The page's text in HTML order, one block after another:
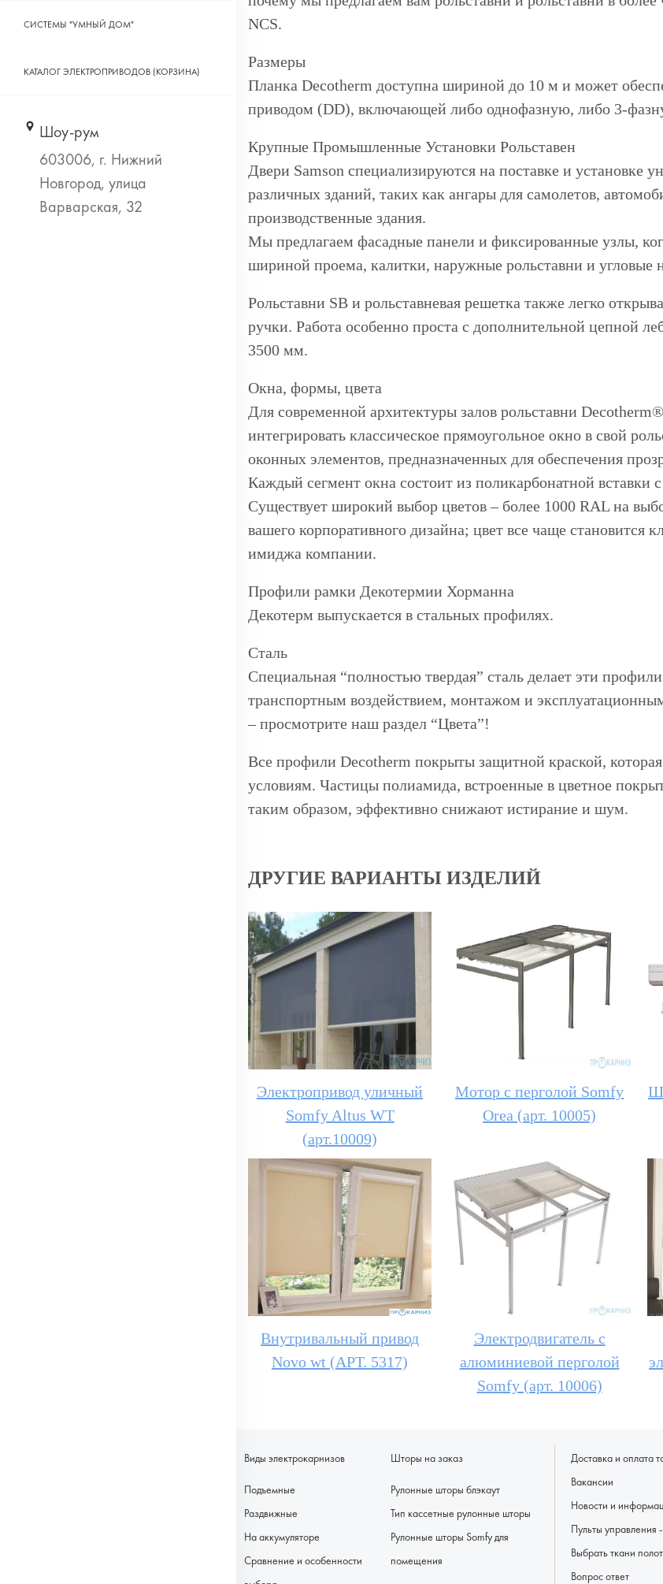
СИСТЕМЫ "УМНЫЙ ДОМ"
КАТАЛОГ ЭЛЕКТРОПРИВОДОВ (КОРЗИНА)
NCS.
Размеры
Планка Decotherm доступна шириной до 10 м и может
приводом (DD), включающей либо однофазную, либо 3-
Крупные Промышленные Установки Рольставен
Двери Samson специализируются на поставке и установке
различных зданий, таких как ангары для самолетов,
производственные здания.
Мы предлагаем фасадные панели и фиксированные узлы,
шириной проема, калитки, наружные рольставни и
Рольставни SB и рольставневая решетка также легко
ручки. Работа особенно проста с дополнительной цепной
3500 мм.
Окна, формы, цвета
Для современной архитектуры залов рольставни
интегрировать классическое прямоугольное окно в свой
оконных элементов, предназначенных для обеспечения
Каждый сегмент окна состоит из поликарбонатной
Существует широкий выбор цветов – более 1000 RAL на
вашего корпоративного дизайна; цвет все чаще становится
имиджа компании.
Профили рамки Декотермии Хорманна
Декотерм выпускается в стальных профилях.
Сталь
Специальная “полностью твердая” сталь делает эти
транспортным воздействием, монтажом и
– просмотрите наш раздел “Цвета”!
Все профили Decotherm покрыты защитной краской,
условиям. Частицы полиамида, встроенные в цветное
таким образом, эффективно снижают истирание и шум.
ДРУГИЕ ВАРИАНТЫ ИЗДЕЛИЙ
Электропривод уличный
Somfy Altus WT
(арт.10009)
Мотор с перголой Somfy
Orea (арт. 10005)
Внутривальный привод
Novo wt (АРТ. 5317)
Электродвигатель с
алюминиевой перголой
Somfy (арт. 10006)
Виды электрокарнизов
Подъемные
Раздвижные
На аккумуляторе
Сравнение и особенности
Шторы на заказ
Рулонные шторы блэкаут
Тип кассетные рулонные шторы
Рулонные шторы Somfy для
помещения
Доставка и оплата
Вакансии
Новости и
Выбрать ткани
Вопрос ответ